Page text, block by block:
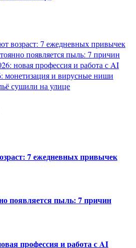
возраст: 7 ежедневных привычек
появляется пыль: 7 причин
новая профессия и работа с AI
монетизация и вирусные ниши
сушили на улице
7 ежедневных привычек
появляется пыль: 7 причин
профессия и работа с AI